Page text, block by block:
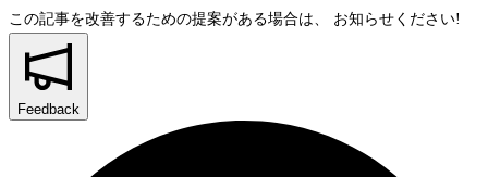
この記事を改善するための提案がある場合は、 お知らせください!
Feedback